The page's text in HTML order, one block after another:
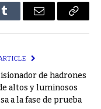
Tumblr Email
Copy
de hadrones
altos y luminosos
a la fase de prueba